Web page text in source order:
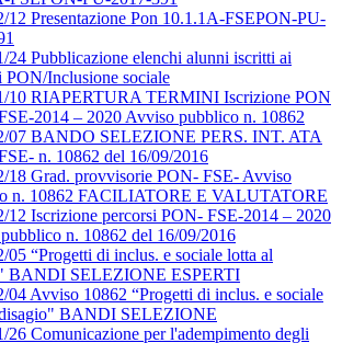
12 Presentazione Pon 10.1.1A-FSEPON-PU-
24 Pubblicazione elenchi alunni iscritti ai
PON/Inclusione sociale
10 RIAPERTURA TERMINI Iscrizione PON
2014 – 2020 Avviso pubblico n. 10862
07 BANDO SELEZIONE PERS. INT. ATA
n. 10862 del 16/09/2016
18 Grad. provvisorie PON- FSE- Avviso
n. 10862 FACILIATORE E VALUTATORE
12 Iscrizione percorsi PON- FSE-2014 – 2020
n. 10862 del 16/09/2016
05 “Progetti di inclus. e sociale lotta al
BANDI SELEZIONE ESPERTI
04 Avviso 10862 “Progetti di inclus. e sociale
BANDI SELEZIONE
26 Comunicazione per l'adempimento degli